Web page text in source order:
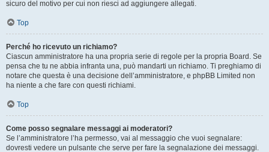
sicuro del motivo per cui non riesci ad aggiungere allegati.
Top
Perché ho ricevuto un richiamo?
Ciascun amministratore ha una propria serie di regole per la propria Board. Se
pensa che tu ne abbia infranta una, può mandarti un richiamo. Ti preghiamo di
notare che questa è una decisione dell’amministratore, e phpBB Limited non
ha niente a che fare con questi richiami.
Top
Come posso segnalare messaggi ai moderatori?
Se l’amministratore l’ha permesso, vai al messaggio che vuoi segnalare:
dovresti vedere un pulsante che serve per fare la segnalazione dei messaggi.